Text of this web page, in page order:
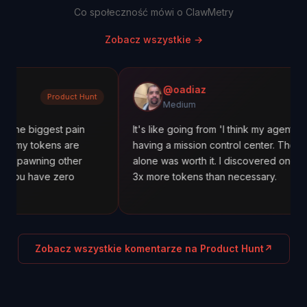
Co społeczność mówi o ClawMetry
Zobacz wszystkie →
pain
are
other
@oadiaz
Medium
It's like going from 'I think my agents are working'
having a mission control center. The cost tracking
alone was worth it. I discovered one agent was
3x more tokens than necessary.
Zobacz wszystkie komentarze na Product Hunt↗